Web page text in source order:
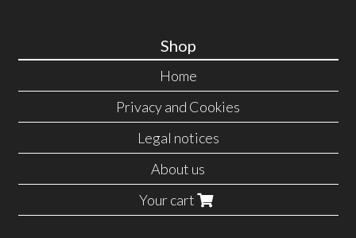
Shop
Home
Privacy and Cookies
Legal notices
About us
Your cart